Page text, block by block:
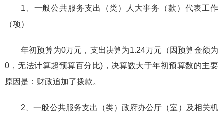
1、一般公共服务支出（类）人大事务（款）代表工作
（项）
年初预算为0万元，支出决算为1.24万元（因预算金额为
0，无法计算超预算百分比)，决算数大于年初预算数的主要
原因是：财政追加了拨款。
2、一般公共服务支出（类）政府办公厅（室）及相关机